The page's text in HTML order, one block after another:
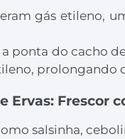
gás etileno,
a ponta do cacho
prolongando
Ervas: Frescor
salsinha,